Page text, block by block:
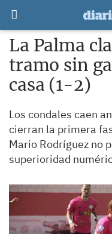
La Palma
tramo sin
casa (1-2)
Los condales caen
cierran la primera
Mario Rodríguez no
superioridad